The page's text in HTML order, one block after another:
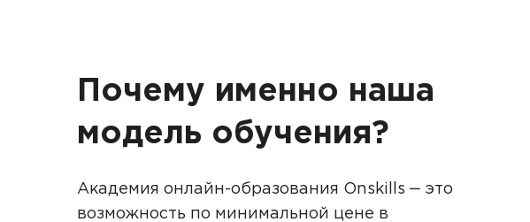
Почему именно наша
модель обучения?
Академия онлайн-образования Onskills ‒ это
возможность по минимальной цене в